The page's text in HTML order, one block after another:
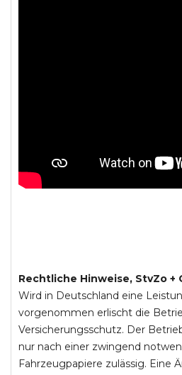
Rechtliche Hinweise, StvZo +
Wird in Deutschland eine
vorgenommen erlischt die
Versicherungsschutz. Der
nur nach einer zwingend
Fahrzeugpapiere zulässig. Eine